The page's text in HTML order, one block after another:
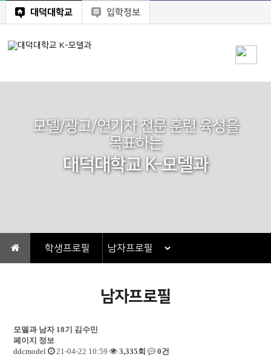
대덕대학교 입학정보
모델/광고/연기자 전문 훈련 육성을
목표하는
대덕대학교 K-모델과
학생프로필
남자프로필
모델과 남자 18기 김수민
페이지 정보
ddcmodel
21-04-22 10:59 3,335회
0건